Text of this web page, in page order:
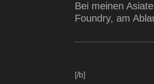
Bei meinen
Foundry, am
[/b]